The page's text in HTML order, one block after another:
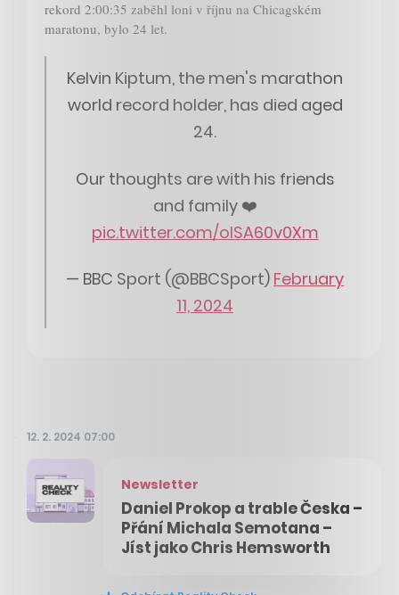
rekord 2:00:35 zaběhl loni v říjnu na Chicagském
maratonu, bylo 24 let.
Kelvin Kiptum, the men's marathon
world record holder, has died aged
24.
Our thoughts are with his friends
and family ❤️
pic.twitter.com/olSA60v0Xm
— BBC Sport (@BBCSport) February
11, 2024
12. 2. 2024 07:00
Newsletter
Daniel Prokop a trable Česka –
Přání Michala Semotana –
Jíst jako Chris Hemsworth